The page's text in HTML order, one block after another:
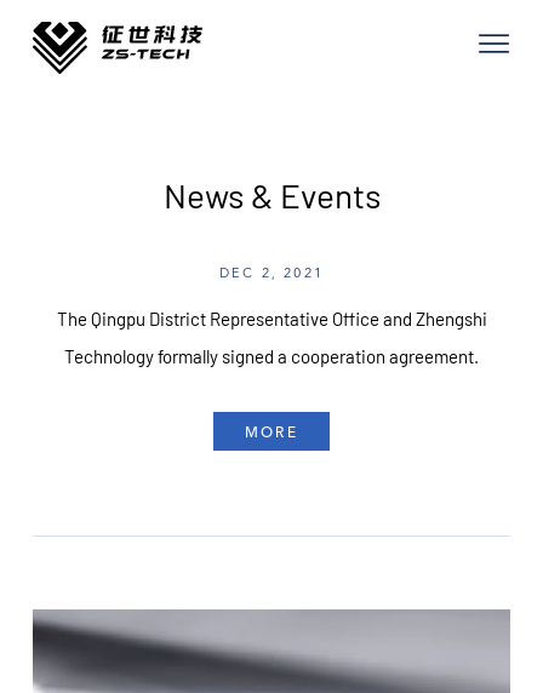
News & Events
DEC 2, 2021
The Qingpu District Representative Office and Zhengshi
Technology formally signed a cooperation agreement.
MORE
MORE